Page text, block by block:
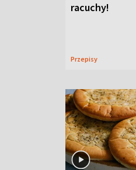
racuchy!
Przepisy